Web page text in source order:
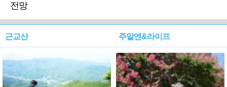
전망
근교산 주말엔&라이프